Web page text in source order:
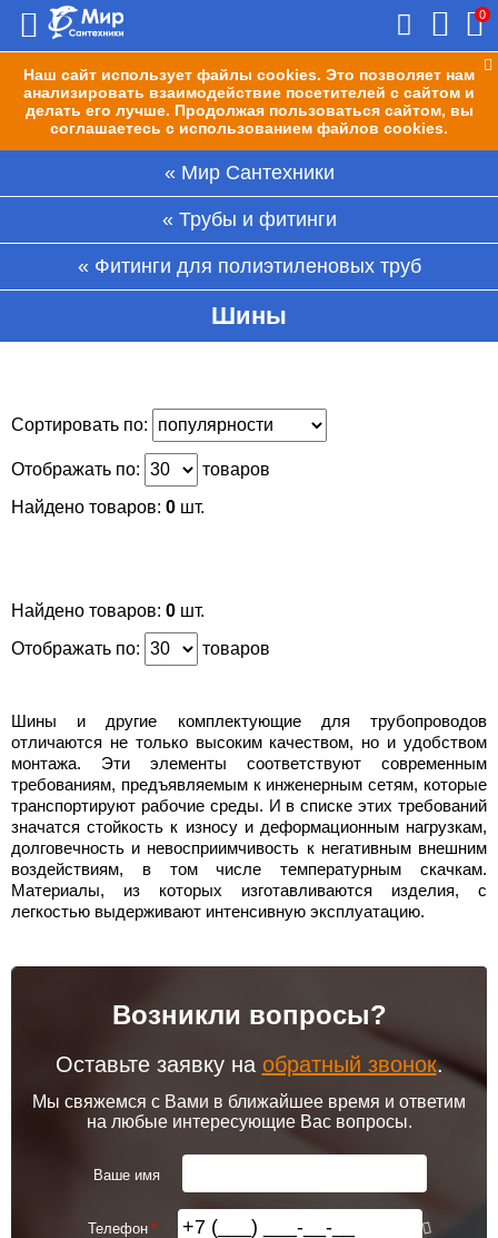
Наш сайт использует файлы cookies. Это позволяет нам
анализировать взаимодействие посетителей с сайтом и
делать его лучше. Продолжая пользоваться сайтом, вы
соглашаетесь с использованием файлов cookies.
0
Мир Сантехники
Трубы и фитинги
Фитинги для полиэтиленовых труб
Шины
Сортировать по:
Отображать по:
товаров
Найдено товаров: 0 шт.
Найдено товаров: 0 шт.
Отображать по:
товаров
Шины и другие комплектующие для трубопроводов
отличаются не только высоким качеством, но и удобством
монтажа. Эти элементы соответствуют современным
требованиям, предъявляемым к инженерным сетям, которые
транспортируют рабочие среды. И в списке этих требований
значатся стойкость к износу и деформационным нагрузкам,
долговечность и невосприимчивость к негативным внешним
воздействиям, в том числе температурным скачкам.
Материалы, из которых изготавливаются изделия, с
легкостью выдерживают интенсивную эксплуатацию.
Возникли вопросы?
Оставьте заявку на обратный звонок.
Мы свяжемся с Вами в ближайшее время и ответим
на любые интересующие Вас вопросы.
Ваше имя
Телефон